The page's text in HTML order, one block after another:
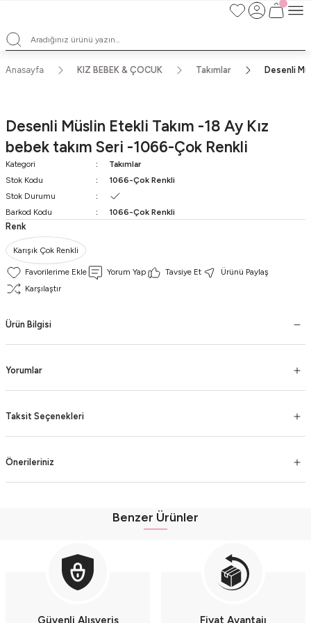
Satışlarımız Toptandır !. Minumum 20 Seridir !. Toptan Fiyatları Görebilmek
Satışlarımız Toptandır !. Minumum 20 Seridir !. Toptan Fiyatları Görebilmek
İçin Üye Olunuz !.
İçin Üye Olunuz !.
Anasayfa KIZ BEBEK & ÇOCUK Takımlar Desenli
Desenli Müslin Etekli Takım -18 Ay Kız
bebek takım Seri -1066-Çok Renkli
Kategori
Takımlar
Stok Kodu
1066-Çok Renkli
Stok Durumu
Barkod Kodu
1066-Çok Renkli
Renk
Karışık Çok Renkli
Yorum Yap Tavsiye Et
Ürünü Paylaş
Karşılaştır
Ürün Bilgisi
Yorumlar
Taksit Seçenekleri
Önerileriniz
Benzer Ürünler
Fırfır Detaylı Müslin Şortlu Kız Takımı - %100 Pamuk Nefes Alabilir - (9-12-
Güvenli Alışveriş Fiyat Avantajı